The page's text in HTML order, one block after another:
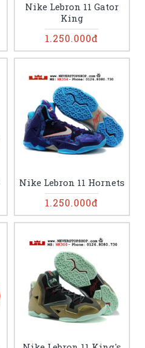
Nike Lebron 11 Gator
King
1.250.000đ
Nike Lebron 11 Hornets
1.250.000đ